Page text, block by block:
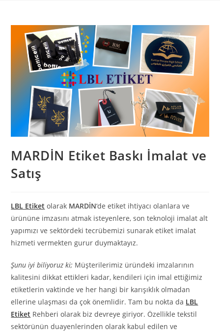
MARDİN Etiket Baskı İmalat ve
Satış
LBL Etiket olarak MARDİN‘de etiket ihtiyacı olanlara ve
ürününe imzasını atmak isteyenlere, son teknoloji imalat alt
yapımızı ve sektördeki tecrübemizi sunarak etiket imalat
hizmeti vermekten gurur duymaktayız.
Şunu iyi biliyoruz ki; Müşterilerimiz üründeki imzalarının
kalitesini dikkat ettikleri kadar, kendileri için imal ettiğimiz
etiketlerin vaktinde ve her hangi bir karışıklık olmadan
ellerine ulaşması da çok önemlidir. Tam bu nokta da LBL
Etiket Rehberi olarak biz devreye giriyor. Özellikle tekstil
sektörünün duayenlerinden olarak kabul edilen ve